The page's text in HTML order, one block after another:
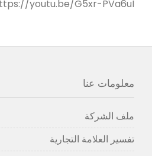
youtu.be/G5xr-PVa6uI
معلومات عنا
ملف الشركة
تفسير العلامة التجارية